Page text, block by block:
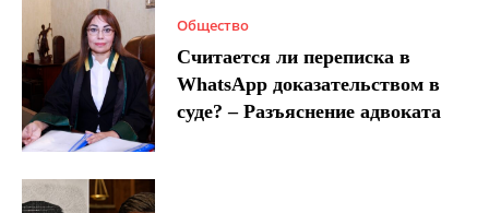
Общество
Считается ли переписка в
WhatsApp доказательством в
суде? – Разъяснение адвоката